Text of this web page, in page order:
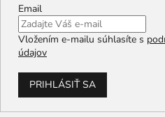
Email
Vložením e-mailu súhlasíte s
údajov
PRIHLÁSIŤ SA